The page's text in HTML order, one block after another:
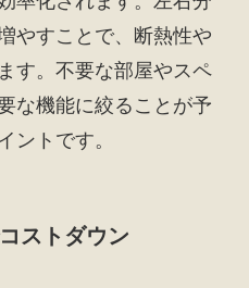
やすことで、断熱性や
す。不要な部屋やスペ
な機能に絞ることが予
ントです。
ストダウン